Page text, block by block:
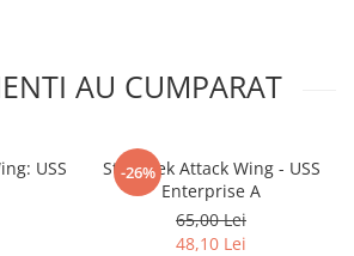
si Panini siAU CUMPARAT
USS
-26%
Star Trek Attack Wing - USS
Enterprise A
65,00 Lei
48,10 Lei